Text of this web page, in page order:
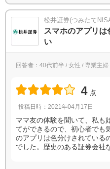
松井証券(つみたて
スマホのアプリ
い
回答者：40代前半 / 女性 / 専業主
4 点
投稿日時：2021年04月17日
ママ友の体験を聞いて、私も
てができるので、初心者でも
のアプリは色分けされている
でした。歴史のある証券会社